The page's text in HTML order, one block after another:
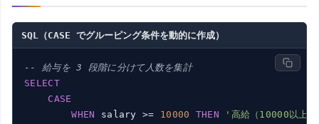
SQL（CASE でグルーピング条件を動的に作成）
-- 給与を 3 段階に分けて人数を集計
SELECT
CASE
WHEN
salary >= 10000 THEN
'高給（10000以上